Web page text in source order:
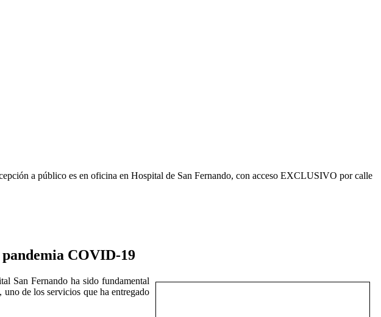
a público es en oficina en Hospital de San Fernando, con acceso EXCLUSIVO por calle
COVID-19
San Fernando ha sido fundamental
de los servicios que ha entregado